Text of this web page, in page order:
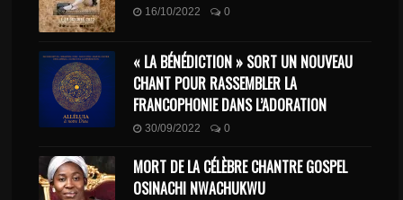
16/10/2022 0
« LA BÉNÉDICTION » SORT UN NOUVEAU
CHANT POUR RASSEMBLER LA
FRANCOPHONIE DANS L’ADORATION
30/09/2022 0
MORT DE LA CÉLÈBRE CHANTRE GOSPEL
OSINACHI NWACHUKWU